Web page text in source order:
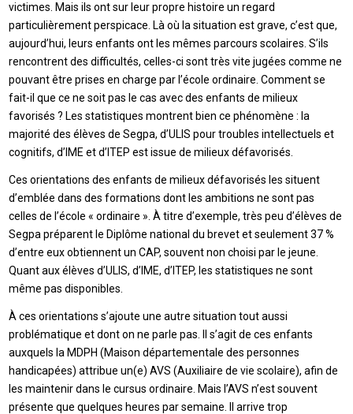
victimes. Mais ils ont sur leur propre histoire un regard
particulièrement perspicace. Là où la situation est grave, c’est que,
aujourd’hui, leurs enfants ont les mêmes parcours scolaires. S’ils
rencontrent des difficultés, celles-ci sont très vite jugées comme ne
pouvant être prises en charge par l’école ordinaire. Comment se
fait-il que ce ne soit pas le cas avec des enfants de milieux
favorisés ? Les statistiques montrent bien ce phénomène : la
majorité des élèves de Segpa, d’ULIS pour troubles intellectuels et
cognitifs, d’IME et d’ITEP est issue de milieux défavorisés.
Ces orientations des enfants de milieux défavorisés les situent
d’emblée dans des formations dont les ambitions ne sont pas
celles de l’école « ordinaire ». À titre d’exemple, très peu d’élèves de
Segpa préparent le Diplôme national du brevet et seulement 37 %
d’entre eux obtiennent un CAP, souvent non choisi par le jeune.
Quant aux élèves d’ULIS, d’IME, d’ITEP, les statistiques ne sont
même pas disponibles.
À ces orientations s’ajoute une autre situation tout aussi
problématique et dont on ne parle pas. Il s’agit de ces enfants
auxquels la MDPH (Maison départementale des personnes
handicapées) attribue un(e) AVS (Auxiliaire de vie scolaire), afin de
les maintenir dans le cursus ordinaire. Mais l’AVS n’est souvent
présente que quelques heures par semaine. Il arrive trop